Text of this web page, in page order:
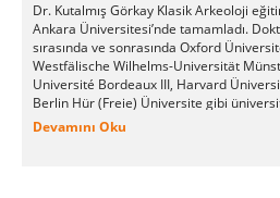
Dr. Kutalmış Görkay Klasik Arkeoloji
Ankara Üniversitesi’nde tamamladı.
sırasında ve sonrasında Oxford
Westfälische Wilhelms-Universität
Université Bordeaux III, Harvard
Berlin Hür (Freie) Üniversite gibi
kuruluşlardan aldığı burslarla çalışma ve
Devamını Oku